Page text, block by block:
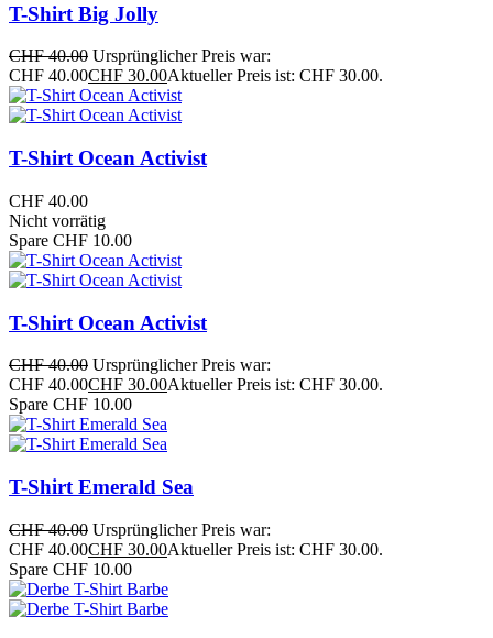
T-Shirt Big Jolly
CHF40.00 Ursprünglicher Preis war:
CHF 40.00CHF 30.00Aktueller Preis ist: CHF 30.00.
T-Shirt Ocean Activist
CHF 40.00
Nicht vorrätig
Spare CHF 10.00
T-Shirt Ocean Activist
CHF40.00 Ursprünglicher Preis war:
CHF 40.00CHF 30.00Aktueller Preis ist: CHF 30.00.
Spare CHF 10.00
T-Shirt Emerald Sea
CHF40.00 Ursprünglicher Preis war:
CHF 40.00CHF 30.00Aktueller Preis ist: CHF 30.00.
Spare CHF 10.00